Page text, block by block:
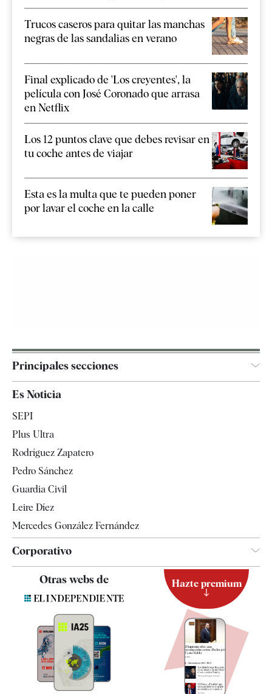
Trucos caseros para quitar las manchas
negras de las sandalias en verano
Final explicado de 'Los creyentes', la
película con José Coronado que arrasa
en Netflix
Los 12 puntos clave que debes revisar en
tu coche antes de viajar
Esta es la multa que te pueden poner
por lavar el coche en la calle
Principales secciones
Televisión
Es Noticia
SEPI
Plus Ultra
Rodríguez Zapatero
Pedro Sánchez
Guardia Civil
Leire Díez
Mercedes González Fernández
Corporativo
Quiénes somos
Especificaciones
Otras webs de Hazte premium